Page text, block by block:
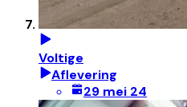
Voltige
Aflevering
29 mei 24